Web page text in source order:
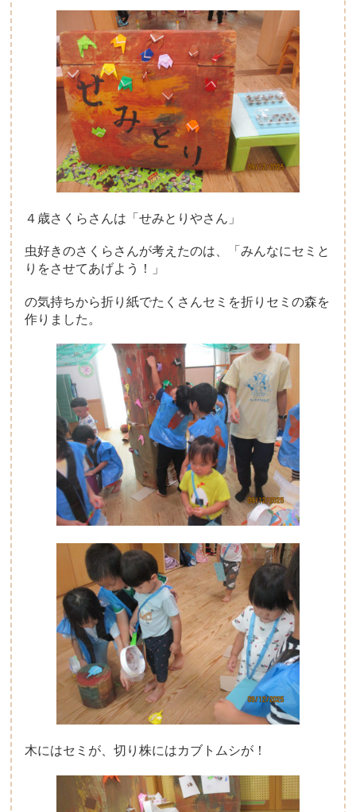
４歳さくらさんは「せみとりやさん」
虫好きのさくらさんが考えたのは、「みんなにセミと
りをさせてあげよう！」
の気持ちから折り紙でたくさんセミを折りセミの森を
作りました。
木にはセミが、切り株にはカブトムシが！